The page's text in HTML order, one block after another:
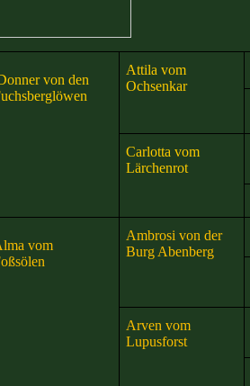
von den
Attila vom
Ochsenkar
Carlotta vom
Lärchenrot
vom
Ambrosi von der
Burg Abenberg
Arven vom
Lupusforst